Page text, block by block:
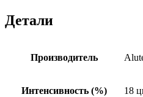
Детали
Производитель
Интенсивность (%) 18